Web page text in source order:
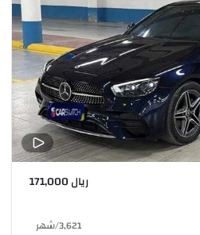
ريال 171,000
3,621
/شهر